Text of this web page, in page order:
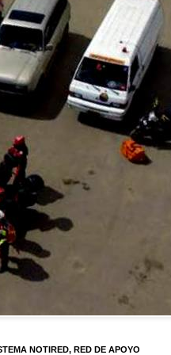
NOTIRED, RED DE APOYO